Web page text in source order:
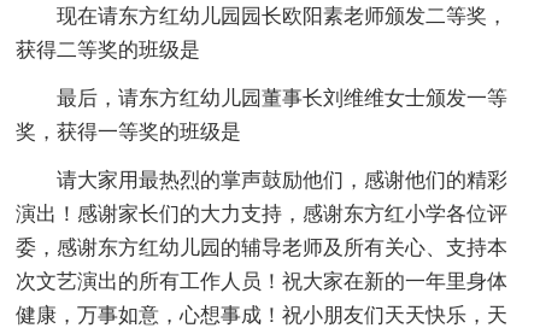
现在请东方红幼儿园园长欧阳素老师颁发二等奖，
获得二等奖的班级是
最后，请东方红幼儿园董事长刘维维女士颁发一等
奖，获得一等奖的班级是
请大家用最热烈的掌声鼓励他们，感谢他们的精彩
演出！感谢家长们的大力支持，感谢东方红小学各位评
委，感谢东方红幼儿园的辅导老师及所有关心、支持本
次文艺演出的所有工作人员！祝大家在新的一年里身体
健康，万事如意，心想事成！祝小朋友们天天快乐，天